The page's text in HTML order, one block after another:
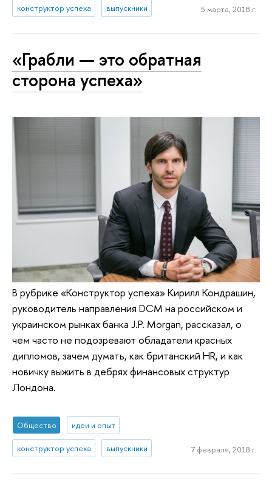
конструктор успеха выпускники 5 марта, 2018 г.
«Грабли — это обратная
сторона успеха»
В рубрике «Конструктор успеха» Кирилл Кондрашин,
руководитель направления DCM на российском и
украинском рынках банка J.P. Morgan, рассказал, о
чем часто не подозревают обладатели красных
дипломов, зачем думать, как британский HR, и как
новичку выжить в дебрях финансовых структур
Лондона.
Общество идеи и опыт
конструктор успеха выпускники 7 февраля, 2018 г.